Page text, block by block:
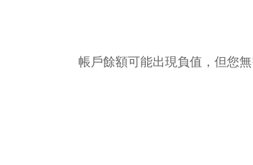
帳戶餘額可能出現負值，但您